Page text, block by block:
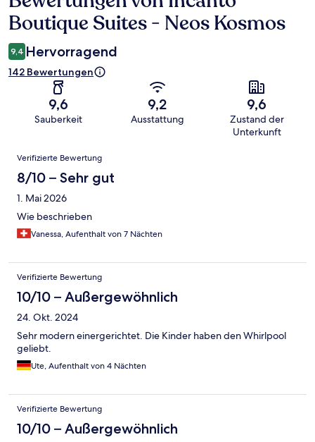
Boutique Suites - Neos Kosmos
9,4 Hervorragend
142 Bewertungen
9,6
Sauberkeit
9,2
Ausstattung
9,6
Zustand der
Unterkunft
Bewertungen
Verifizierte Bewertung
8/10 – Sehr gut
1. Mai 2026
Wie beschrieben
Vanessa, Aufenthalt von 7 Nächten
Verifizierte Bewertung
10/10 – Außergewöhnlich
24. Okt. 2024
Sehr modern einergerichtet. Die Kinder haben den Whirlpool
geliebt.
Ute, Aufenthalt von 4 Nächten
Verifizierte Bewertung
10/10 – Außergewöhnlich